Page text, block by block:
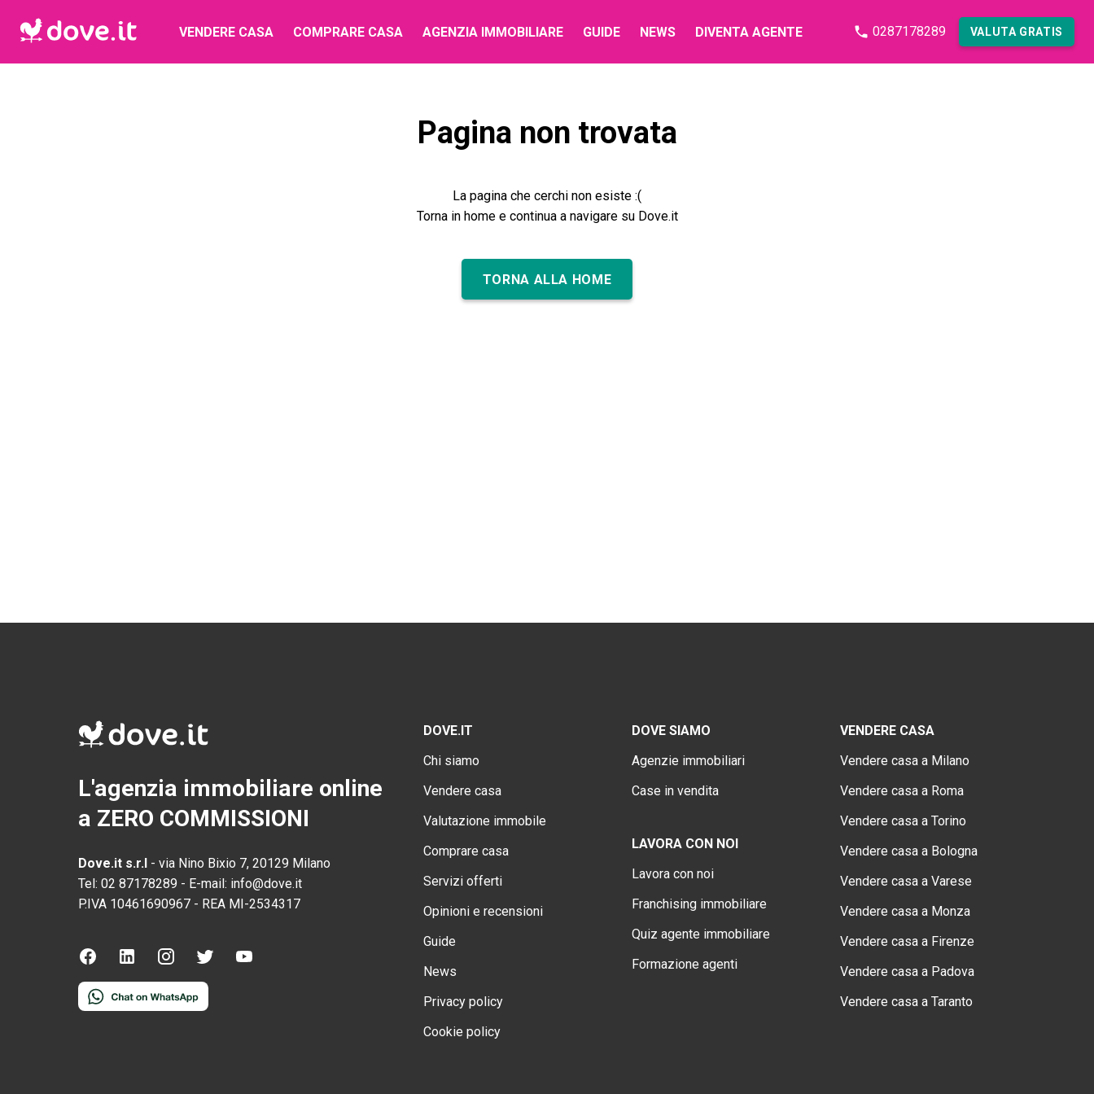
VENDERE CASA COMPRARE CASA AGENZIA IMMOBILIARE GUIDE NEWS DIVENTA AGENTE 0287178289 VALUTA GRATIS
Pagina non trovata
La pagina che cerchi non esiste :(
Torna in home e continua a navigare su Dove.it
TORNA ALLA HOME
L'agenzia immobiliare online
a ZERO COMMISSIONI
Dove.it s.r.l - via Nino Bixio 7, 20129 Milano
Tel: 02 87178289 - E-mail: info@dove.it
P.IVA 10461690967 - REA MI-2534317
DOVE.IT
Chi siamo
Vendere casa
Valutazione immobile
Comprare casa
Servizi offerti
Opinioni e recensioni
Guide
News
Privacy policy
Cookie policy
DOVE SIAMO
Agenzie immobiliari
Case in vendita
LAVORA CON NOI
Lavora con noi
Franchising immobiliare
Quiz agente immobiliare
Formazione agenti
VENDERE CASA
Vendere casa a Milano
Vendere casa a Roma
Vendere casa a Torino
Vendere casa a Bologna
Vendere casa a Varese
Vendere casa a Monza
Vendere casa a Firenze
Vendere casa a Padova
Vendere casa a Taranto